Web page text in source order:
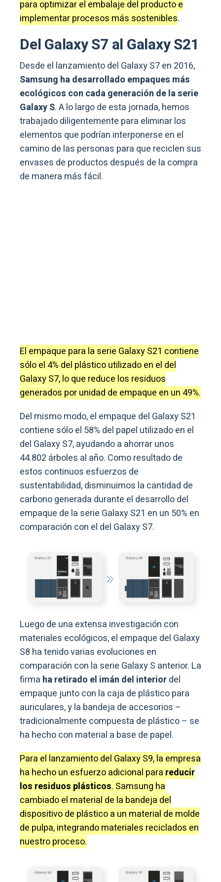
para optimizar el embalaje del producto e
implementar procesos más sostenibles.
Del Galaxy S7 al Galaxy S21
Desde el lanzamiento del Galaxy S7 en 2016,
Samsung ha desarrollado empaques más
ecológicos con cada generación de la serie
Galaxy S. A lo largo de esta jornada, hemos
trabajado diligentemente para eliminar los
elementos que podrían interponerse en el
camino de las personas para que reciclen sus
envases de productos después de la compra
de manera más fácil.
El empaque para la serie Galaxy S21 contiene
sólo el 4% del plástico utilizado en el del
Galaxy S7, lo que reduce los residuos
generados por unidad de empaque en un 49%.
Del mismo modo, el empaque del Galaxy S21
contiene sólo el 58% del papel utilizado en el
del Galaxy S7, ayudando a ahorrar unos
44.802 árboles al año. Como resultado de
estos continuos esfuerzos de
sustentabilidad, disminuimos la cantidad de
carbono generada durante el desarrollo del
empaque de la serie Galaxy S21 en un 50% en
comparación con el del Galaxy S7.
Luego de una extensa investigación con
materiales ecológicos, el empaque del Galaxy
S8 ha tenido varias evoluciones en
comparación con la serie Galaxy S anterior. La
firma ha retirado el imán del interiordel
empaque junto con la caja de plástico para
auriculares, y la bandeja de accesorios –
tradicionalmente compuesta de plástico – se
ha hecho con material a base de papel.
Para el lanzamiento del Galaxy S9, la empresa
ha hecho un esfuerzo adicional para reducir
los residuos plásticos. Samsung ha
cambiado el material de la bandeja del
dispositivo de plástico a un material de molde
de pulpa, integrando materiales reciclados en
nuestro proceso.